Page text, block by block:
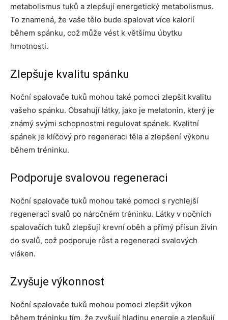
metabolismus tuků a zlepšují energetický metabolismus.
To znamená, že vaše tělo bude spalovat více kalorií
během spánku, což může vést k většímu úbytku
hmotnosti.
Zlepšuje kvalitu spánku
Noční spalovače tuků mohou také pomoci zlepšit kvalitu
vašeho spánku. Obsahují látky, jako je melatonin, který je
známý svými schopnostmi regulovat spánek. Kvalitní
spánek je klíčový pro regeneraci těla a zlepšení výkonu
během tréninku.
Podporuje svalovou regeneraci
Noční spalovače tuků mohou také pomoci s rychlejší
regenerací svalů po náročném tréninku. Látky v nočních
spalovačích tuků zlepšují krevní oběh a přímý přísun živin
do svalů, což podporuje růst a regeneraci svalových
vláken.
Zvyšuje výkonnost
Noční spalovače tuků mohou pomoci zlepšit výkon
během tréninku tím, že zvyšují hladinu energie a zlepšují